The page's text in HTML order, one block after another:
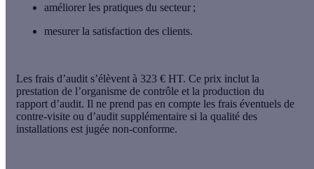
améliorer les pratiques du secteur ;
mesurer la satisfaction des clients.
Les frais d’audit s’élèvent à 323 € HT. Ce prix inclut la
prestation de l’organisme de contrôle et la production du
rapport d’audit. Il ne prend pas en compte les frais éventuels de
contre-visite ou d’audit supplémentaire si la qualité des
installations est jugée non-conforme.